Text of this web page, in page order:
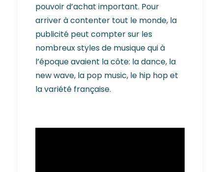
pouvoir d’achat important. Pour
arriver à contenter tout le monde, la
publicité peut compter sur les
nombreux styles de musique qui à
l’époque avaient la côte: la dance, la
new wave, la pop music, le hip hop et
la variété française.